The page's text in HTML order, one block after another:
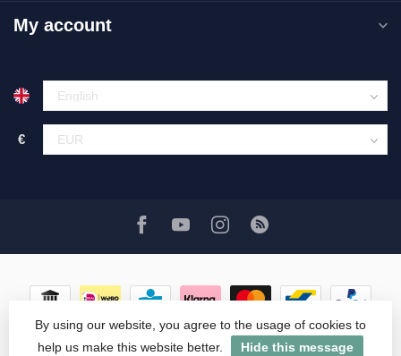
My account
€
By using our website, you agree to the usage of cookies to
help us make this website better.
Hide this message